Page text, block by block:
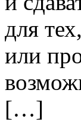
для
или
[…]